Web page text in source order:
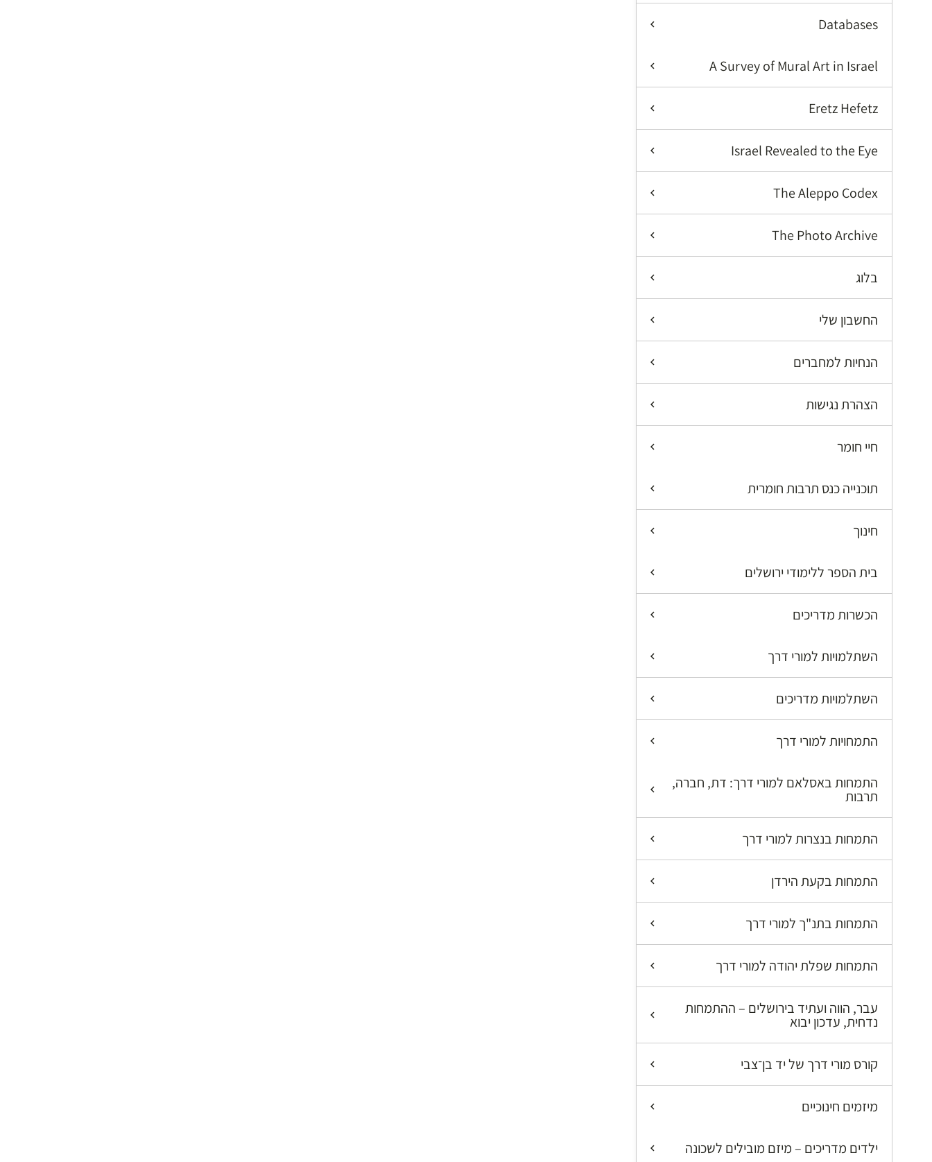
Databases
A Survey of Mural Art in Israel
Eretz Hefetz
Israel Revealed to the Eye
The Aleppo Codex
The Photo Archive
בלוג
החשבון שלי
הנחיות למחברים
הצהרת נגישות
חיי חומר
תוכנייה כנס תרבות חומרית
חינוך
בית הספר ללימודי ירושלים
הכשרות מדריכים
השתלמויות למורי דרך
השתלמויות מדריכים
התמחויות למורי דרך
התמחות באסלאם למורי דרך: דת, חברה,
תרבות
התמחות בנצרות למורי דרך
התמחות בקעת הירדן
התמחות בתנ"ך למורי דרך
התמחות שפלת יהודה למורי דרך
עבר, הווה ועתיד בירושלים – ההתמחות
נדחית, עדכון יבוא
קורס מורי דרך של יד בן־צבי
מיזמים חינוכיים
ילדים מדריכים – מיזם מובילים לשכונה